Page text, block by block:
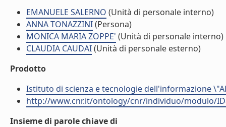
EMANUELE SALERNO (Unità di personale interno)
ANNA TONAZZINI(Persona)
MONICA MARIA ZOPPE' (Unità di personale interno)
CLAUDIA CAUDAI(Unità di personale esterno)
Prodotto
Istituto di scienza e tecnologie dell'informazione
http://www.cnr.it/ontology/cnr/individuo/modulo/
Insieme di parole chiave di